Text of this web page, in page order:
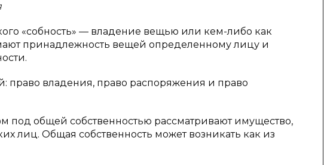
«собность» — владение вещью или кем-либо как
принадлежность вещей определенному лицу и
право владения, право распоряжения и право
под общей собственностью рассматривают имущество,
лиц. Общая собственность может возникать как из